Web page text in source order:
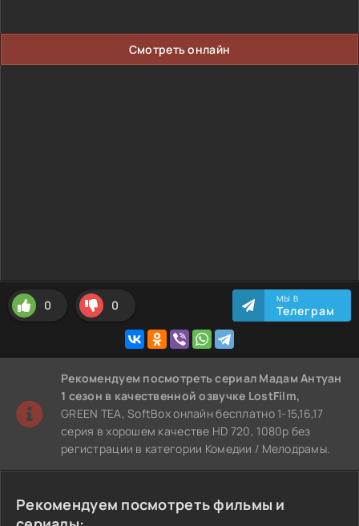
Смотреть онлайн
0 0 МЫ В
Телеграм
Рекомендуем посмотреть сериал Мадам Антуан
1 сезон в качественной озвучке LostFilm,
GREEN TEA, SoftBox онлайн бесплатно 1-15,16,17
серия в хорошем качестве HD 720, 1080p без
регистрации в категории Комедии / Мелодрамы.
Рекомендуем посмотреть фильмы и